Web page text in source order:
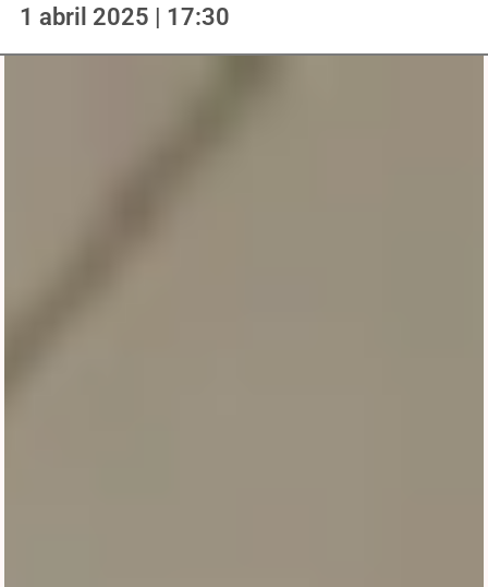
1 abril 2025 | 17:30